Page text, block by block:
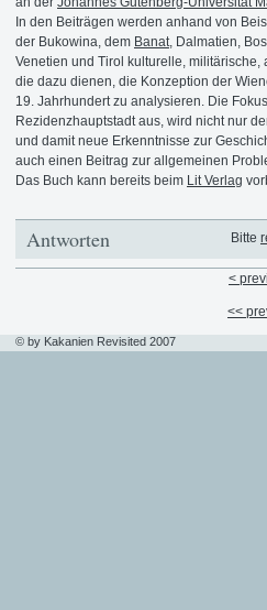
In den Beiträgen werden anhand von
der Bukowina, dem Banat , Dalmatien,
Venetien und Tirol kulturelle, militärische,
die dazu dienen, die Konzeption der
19. Jahrhundert zu analysieren. Die
Rezidenzhauptstadt aus, wird nicht nur
und damit neue Erkenntnisse zur
auch einen Beitrag zur allgemeinen
Das Buch kann bereits beim Lit Verlag
Bitte
Antworten
<
<<
© by Kakanien Revisited 2007